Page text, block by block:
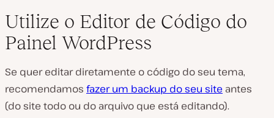
Utilize o Editor de Código do
Painel WordPress
Se quer editar diretamente o código do seu tema,
recomendamos fazer um backup do seu site antes
(do site todo ou do arquivo que está editando).